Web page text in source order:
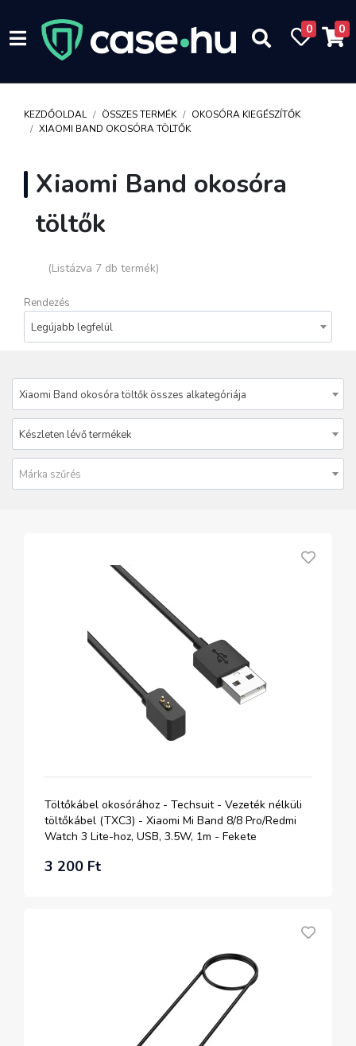
0 0
KEZDŐOLDAL ÖSSZES TERMÉK
OKOSÓRA KIEGÉSZÍTŐK
XIAOMI BAND OKOSÓRA TÖLTŐK
Xiaomi Band okosóra
töltők
(Listázva 7 db termék)
Rendezés
Legújabb legfelül
Xiaomi Band okosóra töltők összes alkategóriája
Készleten lévő termékek
Márka szűrés
Töltőkábel okosórához - Techsuit - Vezeték nélküli
töltőkábel (TXC3) - Xiaomi Mi Band 8/8 Pro/Redmi
Watch 3 Lite-hoz, USB, 3.5W, 1m - Fekete
3 200 Ft